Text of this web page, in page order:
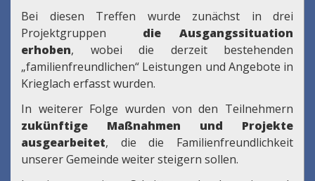
Bei diesen Treffen wurde zunächst in drei
Projektgruppen die Ausgangssituation
erhoben, wobei die derzeit bestehenden
„familienfreundlichen“ Leistungen und Angebote in
Krieglach erfasst wurden.
In weiterer Folge wurden von den Teilnehmern
zukünftige Maßnahmen und Projekte
ausgearbeitet, die die Familienfreundlichkeit
unserer Gemeinde weiter steigern sollen.